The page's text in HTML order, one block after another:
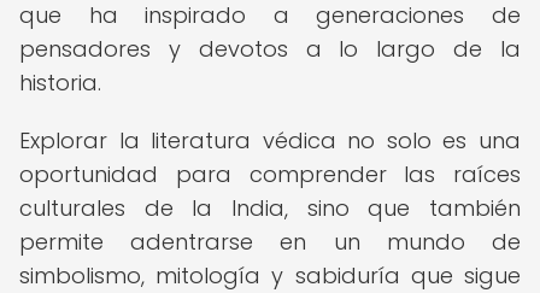
que ha inspirado a generaciones de
pensadores y devotos a lo largo de la
historia.
Explorar la literatura védica no solo es una
oportunidad para comprender las raíces
culturales de la India, sino que también
permite adentrarse en un mundo de
simbolismo, mitología y sabiduría que sigue